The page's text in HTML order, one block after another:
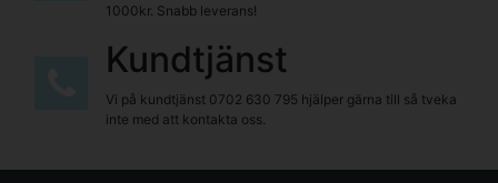
1000kr. Snabb leverans!
Kundtjänst
Vi på kundtjänst 0702 630 795 hjälper gärna till så tveka
inte med att kontakta oss.